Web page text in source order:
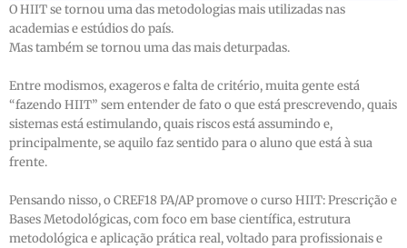
O HIIT se tornou uma das metodologias mais utilizadas nas
academias e estúdios do país.
Mas também se tornou uma das mais deturpadas.
Entre modismos, exageros e falta de critério, muita gente está
“fazendo HIIT” sem entender de fato o que está prescrevendo, quais
sistemas está estimulando, quais riscos está assumindo e,
principalmente, se aquilo faz sentido para o aluno que está à sua
frente.
Pensando nisso, o CREF18 PA/AP promove o curso HIIT: Prescrição e
Bases Metodológicas, com foco em base científica, estrutura
metodológica e aplicação prática real, voltado para profissionais e